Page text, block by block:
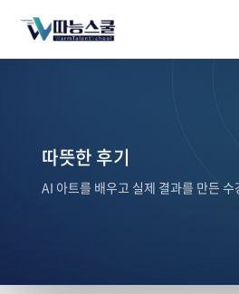
따뜻한 후기
AI 아트를 배우고 실제 결과를 만든